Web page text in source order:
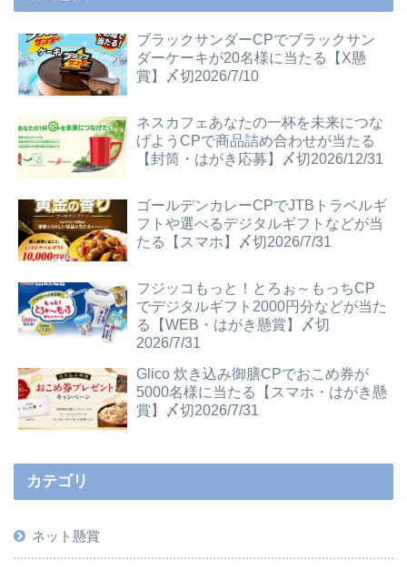
ブラックサンダーCPでブラックサン
ダーケーキが20名様に当たる【X懸
賞】〆切2026/7/10
ネスカフェあなたの一杯を未来につな
げようCPで商品詰め合わせが当たる
【封筒・はがき応募】〆切2026/12/31
ゴールデンカレーCPでJTBトラベルギ
フトや選べるデジタルギフトなどが当
たる【スマホ】〆切2026/7/31
フジッコもっと！とろぉ～もっちCP
でデジタルギフト2000円分などが当た
る【WEB・はがき懸賞】〆切
2026/7/31
Glico 炊き込み御膳CPでおこめ券が
5000名様に当たる【スマホ・はがき懸
賞】〆切2026/7/31
カテゴリ
ネット懸賞